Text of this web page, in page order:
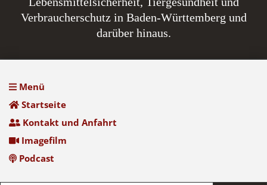
Verbraucherschutz in Baden-Württemberg und
darüber hinaus.
Menü
Startseite
Kontakt und Anfahrt
Imagefilm
Podcast